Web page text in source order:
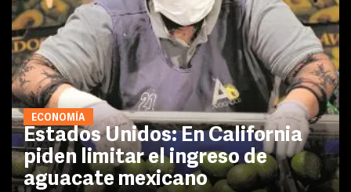
ECONOMÍA
Estados Unidos: En California
piden limitar el ingreso de
aguacate mexicano